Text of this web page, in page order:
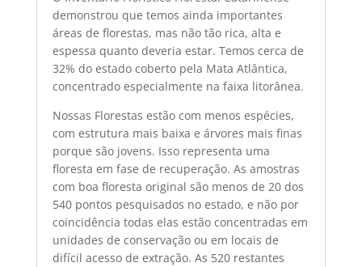
demonstrou que temos ainda importantes
áreas de florestas, mas não tão rica, alta e
espessa quanto deveria estar. Temos cerca de
32% do estado coberto pela Mata Atlântica,
concentrado especialmente na faixa litorânea.
Nossas Florestas estão com menos espécies,
com estrutura mais baixa e árvores mais finas
porque são jovens. Isso representa uma
floresta em fase de recuperação. As amostras
com boa floresta original são menos de 20 dos
540 pontos pesquisados no estado, e não por
coincidência todas elas estão concentradas em
unidades de conservação ou em locais de
difícil acesso de extração. As 520 restantes